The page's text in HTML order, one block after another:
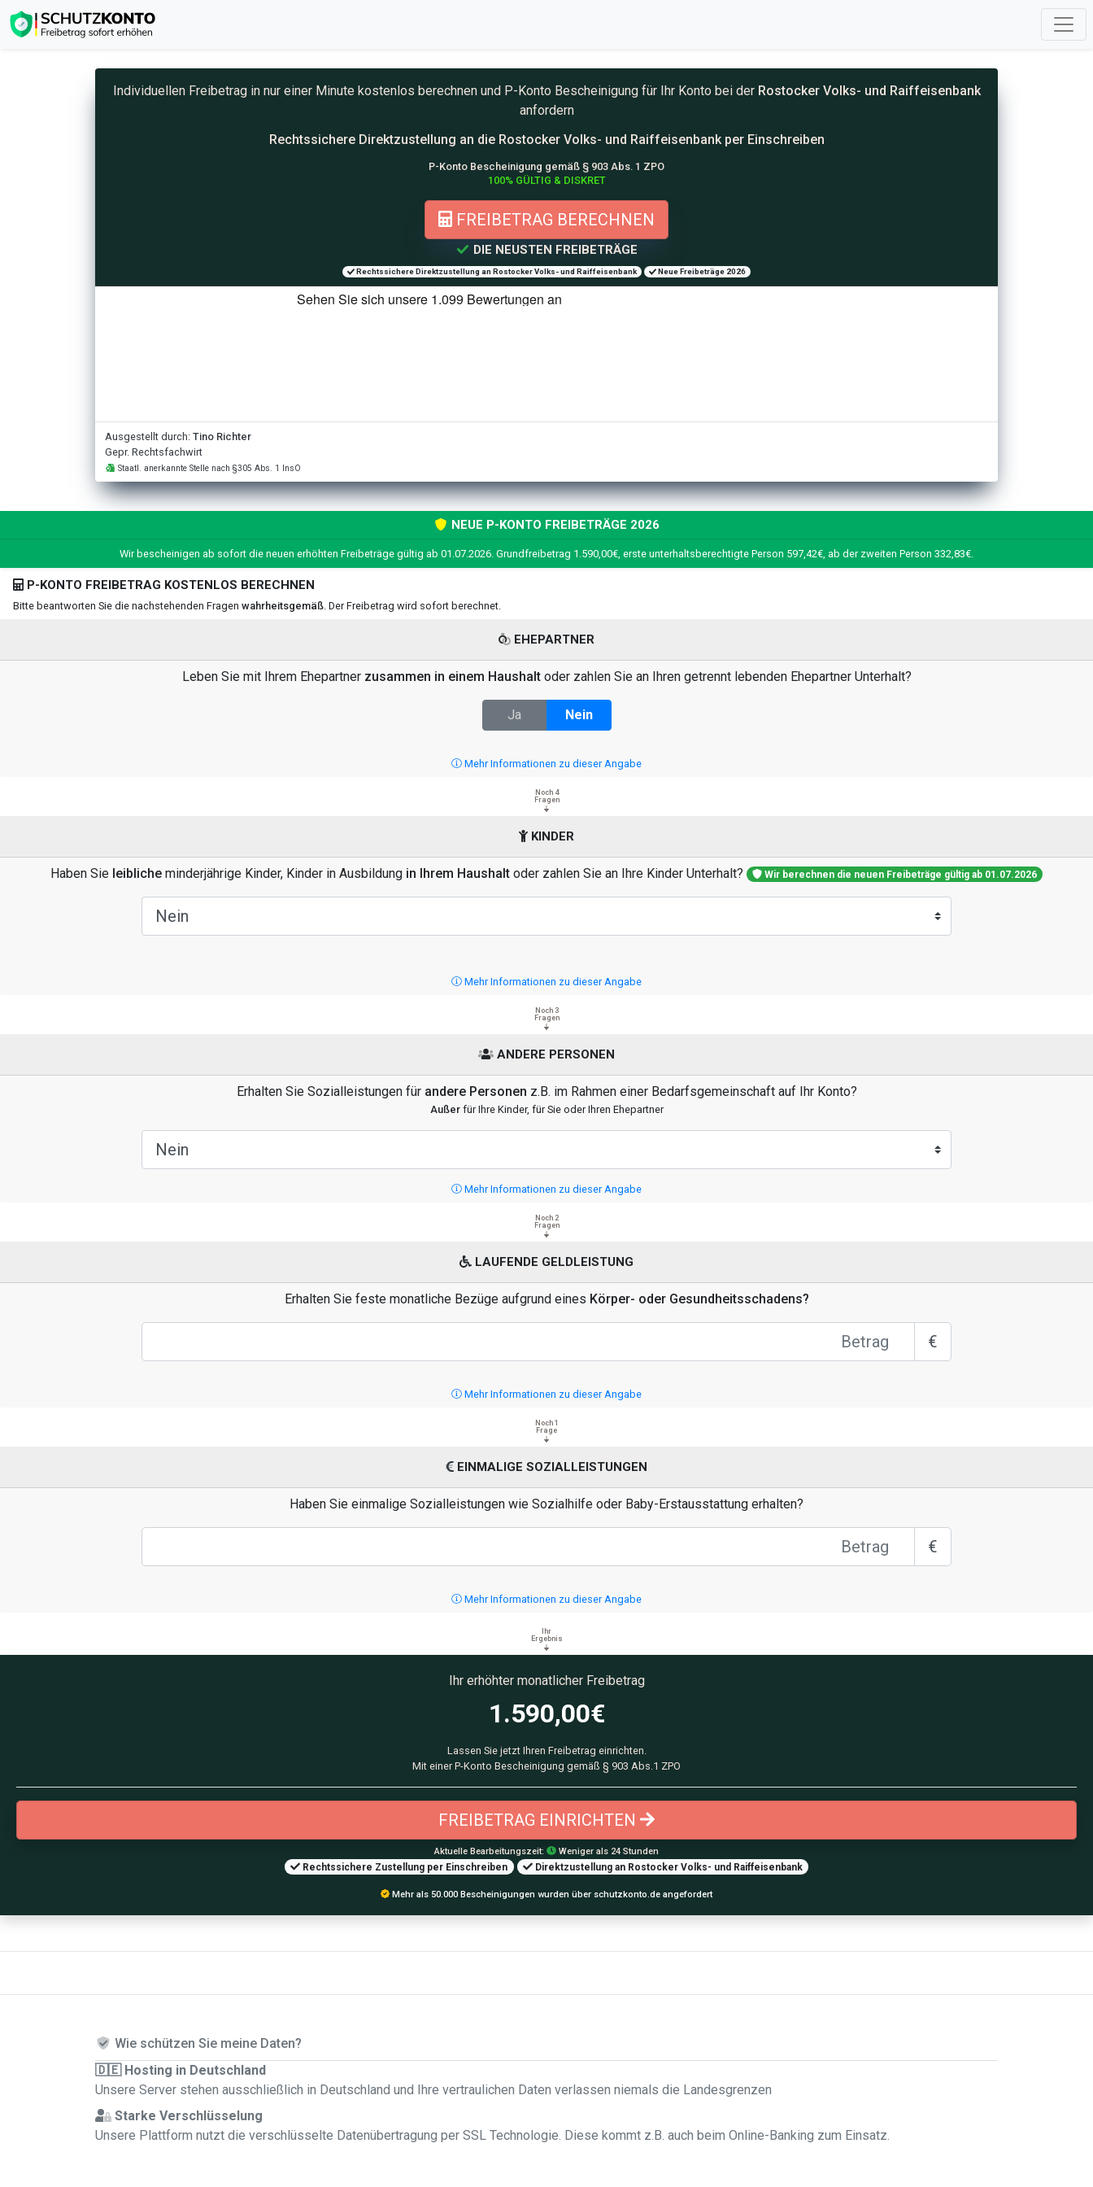
Individuellen Freibetrag in nur einer Minute kostenlos berechnen und P-Konto Bescheinigung für Ihr Konto bei der Rostocker Volks- und Raiffeisenbank
anfordern
Rechtssichere Direktzustellung an die Rostocker Volks- und Raiffeisenbank per Einschreiben
P-Konto Bescheinigung gemäß § 903 Abs. 1 ZPO
100% GÜLTIG & DISKRET
FREIBETRAG BERECHNEN
DIE NEUSTEN FREIBETRÄGE
Rechtssichere Direktzustellung an Rostocker Volks- und Raiffeisenbank Neue Freibeträge 2026
Ausgestellt durch: Tino Richter
Gepr. Rechtsfachwirt
Staatl. anerkannte Stelle nach §305 Abs. 1 InsO
NEUE P-KONTO FREIBETRÄGE 2026
Wir bescheinigen ab sofort die neuen erhöhten Freibeträge gültig ab 01.07.2026. Grundfreibetrag 1.590,00€, erste unterhaltsberechtigte Person 597,42€, ab der zweiten Person 332,83€.
P-KONTO FREIBETRAG KOSTENLOS BERECHNEN
Bitte beantworten Sie die nachstehenden Fragen wahrheitsgemäß . Der Freibetrag wird sofort berechnet.
EHEPARTNER
Leben Sie mit Ihrem Ehepartner zusammen in einem Haushaltoder zahlen Sie an Ihren getrennt lebenden Ehepartner Unterhalt?
Ja Nein
Mehr Informationen zu dieser Angabe
Noch 4
Fragen
KINDER
Haben Sie leiblicheminderjährige Kinder, Kinder in Ausbildung in Ihrem Haushaltoder zahlen Sie an Ihre Kinder Unterhalt? Wir berechnen die neuen Freibeträge gültig ab 01.07.2026
Mehr Informationen zu dieser Angabe
Noch 3
Fragen
ANDERE PERSONEN
Erhalten Sie Sozialleistungen für andere Personen z.B. im Rahmen einer Bedarfsgemeinschaft auf Ihr Konto?
Außerfür Ihre Kinder, für Sie oder Ihren Ehepartner
Mehr Informationen zu dieser Angabe
Noch 2
Fragen
LAUFENDE GELDLEISTUNG
Erhalten Sie feste monatliche Bezüge aufgrund eines Körper- oder Gesundheitsschadens?
€
Mehr Informationen zu dieser Angabe
Noch 1
Frage
EINMALIGE SOZIALLEISTUNGEN
Haben Sie einmalige Sozialleistungen wie Sozialhilfe oder Baby-Erstausstattung erhalten?
€
Mehr Informationen zu dieser Angabe
Ihr
Ergebnis
Ihr erhöhter monatlicher Freibetrag
1.590,00€
Lassen Sie jetzt Ihren Freibetrag einrichten.
Mit einer P-Konto Bescheinigung gemäß § 903 Abs.1 ZPO
FREIBETRAG EINRICHTEN
Aktuelle Bearbeitungszeit: Weniger als 24 Stunden
Rechtssichere Zustellung per Einschreiben Direktzustellung an Rostocker Volks- und Raiffeisenbank
Mehr als 50.000 Bescheinigungen wurden über schutzkonto.de angefordert
Wie schützen Sie meine Daten?
🇩🇪 Hosting in Deutschland
Unsere Server stehen ausschließlich in Deutschland und Ihre vertraulichen Daten verlassen niemals die Landesgrenzen
Starke Verschlüsselung
Unsere Plattform nutzt die verschlüsselte Datenübertragung per SSL Technologie. Diese kommt z.B. auch beim Online-Banking zum Einsatz.